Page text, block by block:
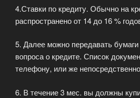
4.Ставки по кредиту. Обычно на
распространено от 14 до 16 %
5. Далее можно передавать
вопроса о кредите. Список
телефону, или же
6. В течение 3 мес. вы должны